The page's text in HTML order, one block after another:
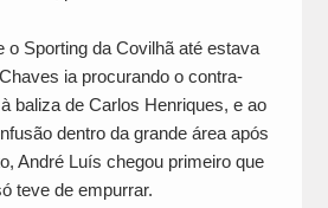
o Sporting da Covilhã até estava
ia procurando o contra-
baliza de Carlos Henriques, e ao
dentro da grande área após
André Luís chegou primeiro que
teve de empurrar.